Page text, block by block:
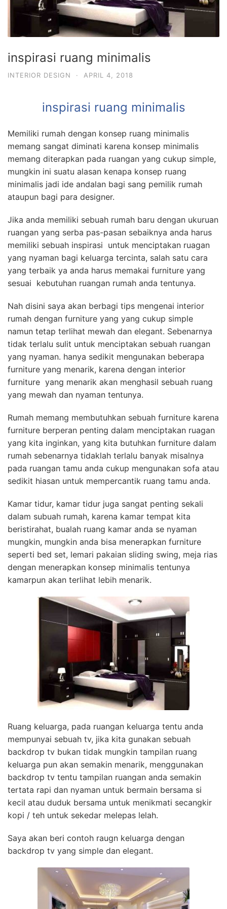
inspirasi ruang minimalis
INTERIOR DESIGN · APRIL 4, 2018
inspirasi ruang minimalis
Memiliki rumah dengan konsep ruang minimalis
memang sangat diminati karena konsep minimalis
memang diterapkan pada ruangan yang cukup simple,
mungkin ini suatu alasan kenapa konsep ruang
minimalis jadi ide andalan bagi sang pemilik rumah
ataupun bagi para designer.
Jika anda memiliki sebuah rumah baru dengan ukuruan
ruangan yang serba pas-pasan sebaiknya anda harus
memiliki sebuah inspirasi untuk menciptakan ruagan
yang nyaman bagi keluarga tercinta, salah satu cara
yang terbaik ya anda harus memakai furniture yang
sesuai kebutuhan ruangan rumah anda tentunya.
Nah disini saya akan berbagi tips mengenai interior
rumah dengan furniture yang yang cukup simple
namun tetap terlihat mewah dan elegant. Sebenarnya
tidak terlalu sulit untuk menciptakan sebuah ruangan
yang nyaman. hanya sedikit mengunakan beberapa
furniture yang menarik, karena dengan interior
furniture yang menarik akan menghasil sebuah ruang
yang mewah dan nyaman tentunya.
Rumah memang membutuhkan sebuah furniture karena
furniture berperan penting dalam menciptakan ruagan
yang kita inginkan, yang kita butuhkan furniture dalam
rumah sebenarnya tidaklah terlalu banyak misalnya
pada ruangan tamu anda cukup mengunakan sofa atau
sedikit hiasan untuk mempercantik ruang tamu anda.
Kamar tidur, kamar tidur juga sangat penting sekali
dalam subuah rumah, karena kamar tempat kita
beristirahat, bualah ruang kamar anda se nyaman
mungkin, mungkin anda bisa menerapkan furniture
seperti bed set, lemari pakaian sliding swing, meja rias
dengan menerapkan konsep minimalis tentunya
kamarpun akan terlihat lebih menarik.
Ruang keluarga, pada ruangan keluarga tentu anda
mempunyai sebuah tv, jika kita gunakan sebuah
backdrop tv bukan tidak mungkin tampilan ruang
keluarga pun akan semakin menarik, menggunakan
backdrop tv tentu tampilan ruangan anda semakin
tertata rapi dan nyaman untuk bermain bersama si
kecil atau duduk bersama untuk menikmati secangkir
kopi / teh untuk sekedar melepas lelah.
Saya akan beri contoh raugn keluarga dengan
backdrop tv yang simple dan elegant.